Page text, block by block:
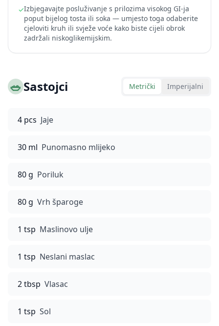
✓Izbjegavajte posluživanje s prilozima visokog GI-ja
poput bijelog tosta ili soka — umjesto toga odaberite
cjeloviti kruh ili svježe voće kako biste cijeli obrok
zadržali niskoglikemijskim.
🥗Sastojci Metrički Imperijalni
4 pcs Jaje
30 ml Punomasno mlijeko
80 g Poriluk
80 g Vrh šparoge
1 tsp Maslinovo ulje
1 tsp Neslani maslac
2 tbsp Vlasac
1 tsp Sol